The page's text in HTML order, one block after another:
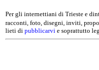
Per gli internettiani di Trieste e
racconti, foto, disegni, inviti,
lieti di pubblicarvi e soprattutto